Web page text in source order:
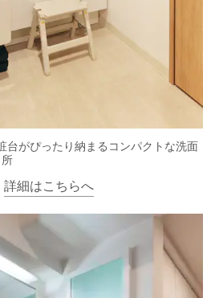
台がぴったり納まるコンパクトな洗面
所
詳細はこちらへ